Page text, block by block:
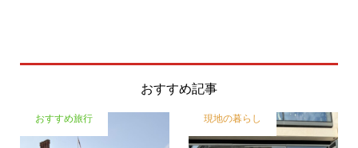
おすすめ記事
おすすめ旅行 現地の暮らし